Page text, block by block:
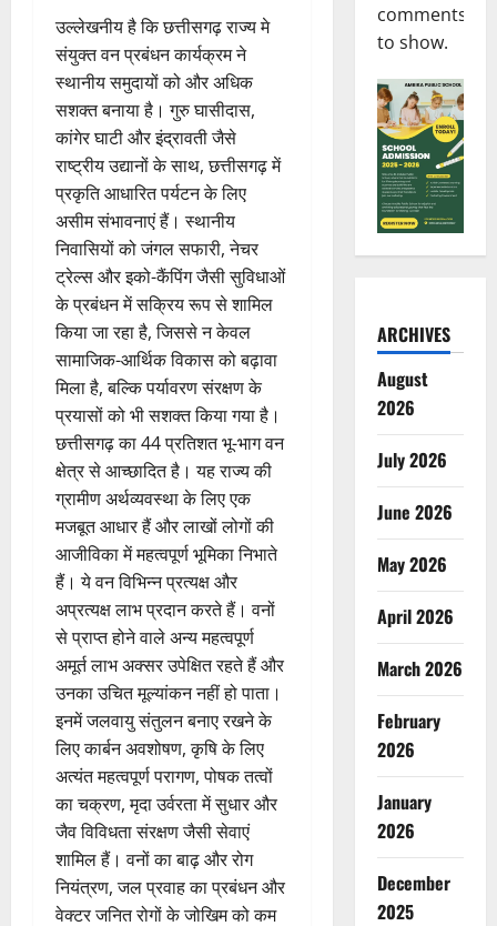
उल्लेखनीय है कि छत्तीसगढ़ राज्य मे
संयुक्त वन प्रबंधन कार्यक्रम ने
स्थानीय समुदायों को और अधिक
सशक्त बनाया है। गुरु घासीदास,
कांगेर घाटी और इंद्रावती जैसे
राष्ट्रीय उद्यानों के साथ, छत्तीसगढ़ में
प्रकृति आधारित पर्यटन के लिए
असीम संभावनाएं हैं। स्थानीय
निवासियों को जंगल सफारी, नेचर
ट्रेल्स और इको-कैंपिंग जैसी सुविधाओं
के प्रबंधन में सक्रिय रूप से शामिल
किया जा रहा है, जिससे न केवल
सामाजिक-आर्थिक विकास को बढ़ावा
मिला है, बल्कि पर्यावरण संरक्षण के
प्रयासों को भी सशक्त किया गया है।
छत्तीसगढ़ का 44 प्रतिशत भू-भाग वन
क्षेत्र से आच्छादित है। यह राज्य की
ग्रामीण अर्थव्यवस्था के लिए एक
मजबूत आधार हैं और लाखों लोगों की
आजीविका में महत्वपूर्ण भूमिका निभाते
हैं। ये वन विभिन्न प्रत्यक्ष और
अप्रत्यक्ष लाभ प्रदान करते हैं। वनों
से प्राप्त होने वाले अन्य महत्वपूर्ण
अमूर्त लाभ अक्सर उपेक्षित रहते हैं और
उनका उचित मूल्यांकन नहीं हो पाता।
इनमें जलवायु संतुलन बनाए रखने के
लिए कार्बन अवशोषण, कृषि के लिए
अत्यंत महत्वपूर्ण परागण, पोषक तत्वों
का चक्रण, मृदा उर्वरता में सुधार और
जैव विविधता संरक्षण जैसी सेवाएं
शामिल हैं। वनों का बाढ़ और रोग
नियंत्रण, जल प्रवाह का प्रबंधन और
वेक्टर जनित रोगों के जोखिम को कम
comments
to show.
ARCHIVES
August
2026
July 2026
June 2026
May 2026
April 2026
March 2026
February
2026
January
2026
December
2025